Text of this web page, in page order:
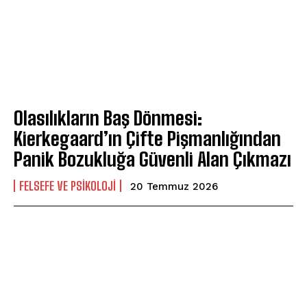
Olasılıkların Baş Dönmesi:
Kierkegaard’ın Çifte Pişmanlığından
Panik Bozukluğa Güvenli Alan Çıkmazı
FELSEFE VE PSIKOLOJI 20 Temmuz 2026